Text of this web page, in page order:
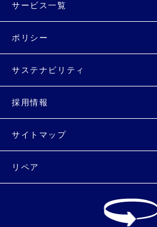
サービス一覧
ポリシー
サステナビリティ
採用情報
サイトマップ
リペア